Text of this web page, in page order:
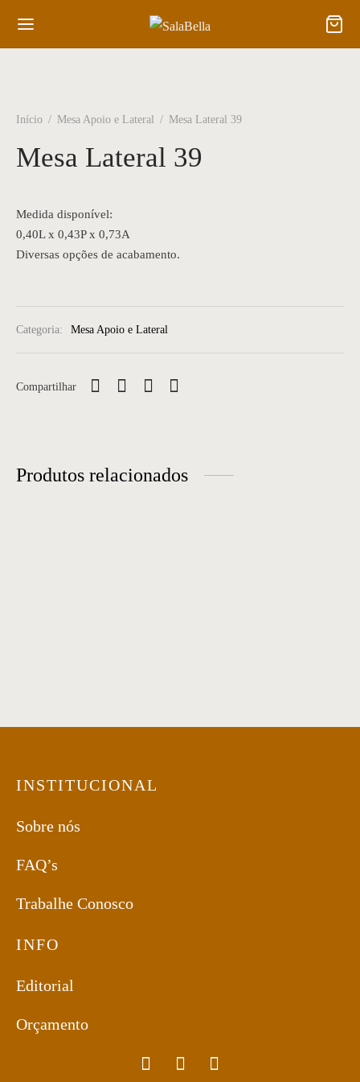
Início / Mesa Apoio e Lateral / Mesa Lateral 39
Mesa Lateral 39
Medida disponível:
0,40L x 0,43P x 0,73A
Diversas opções de acabamento.
Categoria: Mesa Apoio e Lateral
Compartilhar
Produtos relacionados
INSTITUCIONAL
Sobre nós
FAQ’s
Trabalhe Conosco
INFO
Editorial
Orçamento